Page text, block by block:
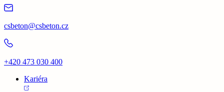
csbeton@csbeton.cz
+420 473 030 400
Kariéra